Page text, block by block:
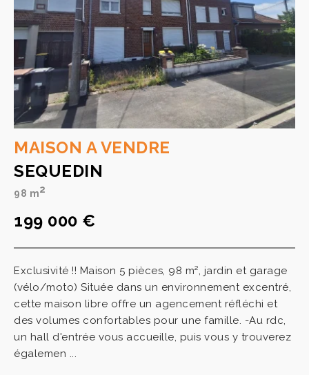
MAISON A VENDRE
SEQUEDIN
98 m2
199 000 €
Exclusivité !! Maison 5 pièces, 98 m², jardin et garage
(vélo/moto) Située dans un environnement excentré,
cette maison libre offre un agencement réfléchi et
des volumes confortables pour une famille. -Au rdc,
un hall d'entrée vous accueille, puis vous y trouverez
égalemen ...